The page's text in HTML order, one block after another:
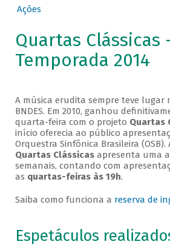
Ações
Quartas Clássicas
Temporada 2014
A música erudita sempre teve lugar
BNDES. Em 2010, ganhou
quarta-feira com o projeto Quartas
início oferecia ao público
Orquestra Sinfônica Brasileira
Quartas Clássicasapresenta uma
semanais, contando com
as quartas-feiras às 19h.
Saiba como funciona a reserva de
Espetáculos